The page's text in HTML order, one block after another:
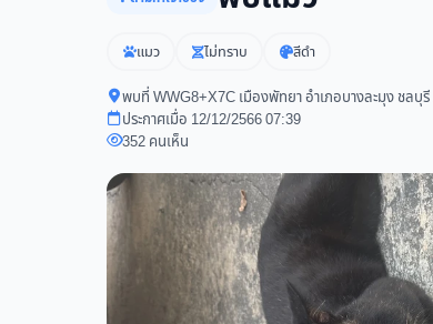
แมว ไม่ทราบ สีดำ
พบที่ WWG8+X7C เมืองพัทยา อำเภอบางละมุง ชลบุรี
ประกาศเมื่อ 12/12/2566 07:39
352 คนเห็น